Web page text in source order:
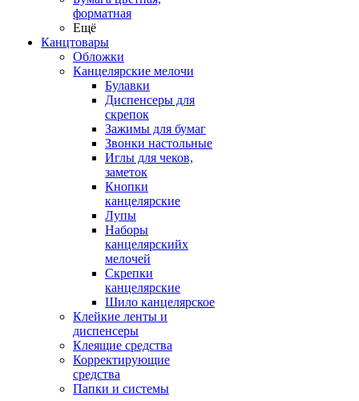
форматная
Ещё
Канцтовары
Обложки
Канцелярские мелочи
Булавки
Диспенсеры для
скрепок
Зажимы для бумаг
Звонки настольные
Иглы для чеков,
заметок
Кнопки
канцелярские
Лупы
Наборы
канцелярскийх
мелочей
Скрепки
канцелярские
Шило канцелярское
Клейкие ленты и
диспенсеры
Клеящие средства
Корректирующие
средства
Папки и системы